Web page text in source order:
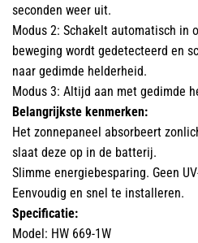
seconden weer uit.
Modus 2: Schakelt automatisch in
beweging wordt gedetecteerd en
naar gedimde helderheid.
Modus 3: Altijd aan met gedimde
Belangrijkste kenmerken:
Het zonnepaneel absorbeert
slaat deze op in de batterij.
Slimme energiebesparing. Geen
Eenvoudig en snel te installeren.
Specificatie:
Model: HW 669-1W